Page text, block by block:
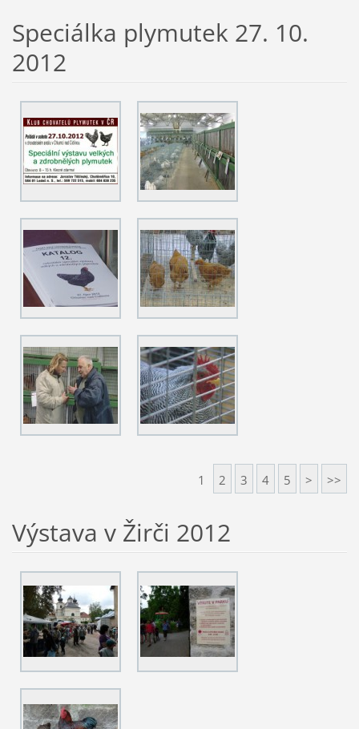
Speciálka plymutek 27. 10.
2012
1 2 3 4 5 > >>
Výstava v Žirči 2012